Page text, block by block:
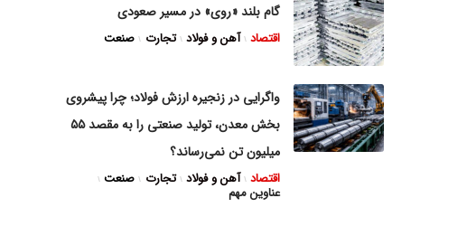
گام بلند «روی» در مسیر صعودی
اقتصاد آهن و فولاد تجارت صنعت
واگرایی در زنجیره ارزش فولاد؛ چرا پیشروی
بخش معدن، تولید صنعتی را به مقصد ۵۵
میلیون تن نمی‌رساند؟
اقتصاد آهن و فولاد تجارت صنعت
عناوین مهم